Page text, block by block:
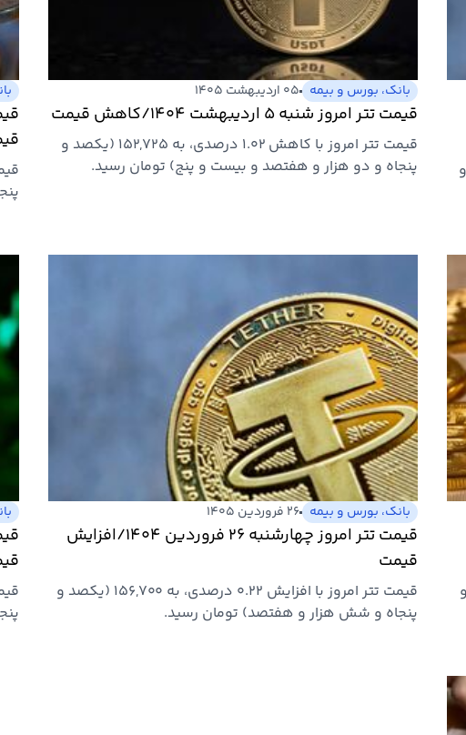
و
بانک، بورس و بیمه ۰۵ اردیبهشت ۱۴۰۵
قیمت تتر امروز شنبه ۵ اردیبهشت ۱۴۰۴/کاهش قیمت
قیمت تتر امروز با کاهش ۱.۰۲ درصدی، به ۱۵۲,۷۲۵ (یکصد و
پنجاه و دو هزار و هفتصد و بیست و پنج) تومان رسید.
و
بانک، بورس و بیمه ۲۶ فروردین ۱۴۰۵
قیمت تتر امروز چهارشنبه ۲۶ فروردین ۱۴۰۴/افزایش
قیمت
قیمت تتر امروز با افزایش ۰.۲۲ درصدی، به ۱۵۶,۷۰۰ (یکصد و
پنجاه و شش هزار و هفتصد) تومان رسید.